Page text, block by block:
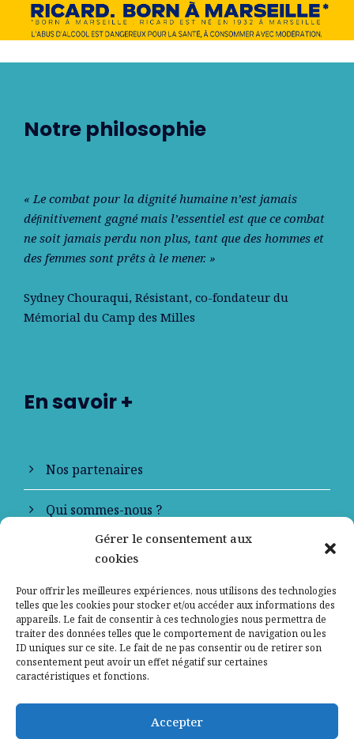
Gérer le consentement aux
cookies
Pour offrir les meilleures expériences, nous utilisons des technologies
telles que les cookies pour stocker et/ou accéder aux informations des
appareils. Le fait de consentir à ces technologies nous permettra de
traiter des données telles que le comportement de navigation ou les
ID uniques sur ce site. Le fait de ne pas consentir ou de retirer son
consentement peut avoir un effet négatif sur certaines
caractéristiques et fonctions.
Accepter
Notre philosophie
« Le combat pour la dignité humaine n’est jamais
déﬁnitivement gagné mais l’essentiel est que ce combat
ne soit jamais perdu non plus, tant que des hommes et
des femmes sont prêts à le mener. »
Sydney Chouraqui, Résistant, co-fondateur du
Mémorial du Camp des Milles
En savoir +
Nos partenaires
Qui sommes-nous ?
Contactez-nous
Mentions légales
Politique de confidentialité